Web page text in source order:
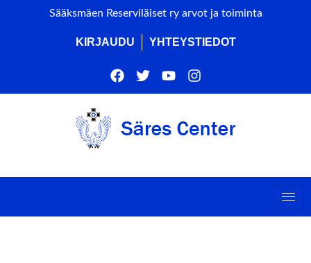
Sääksmäen Reserviläiset ry arvot ja toiminta
KIRJAUDU YHTEYSTIEDOT